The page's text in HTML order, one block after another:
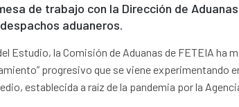
de trabajo con la Dirección de
aduaneros.
Estudio, la Comisión de Aduanas de FETEIA ha
progresivo que se viene
establecida a raíz de la pandemia por la